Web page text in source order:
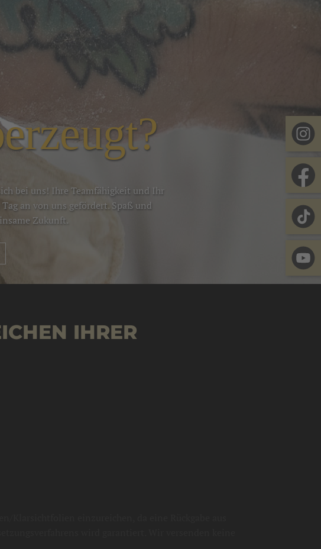
bei uns! Ihre Teamfähigkeit und Ihr
an von uns gefördert. Spaß und
Zukunft.
IHRER